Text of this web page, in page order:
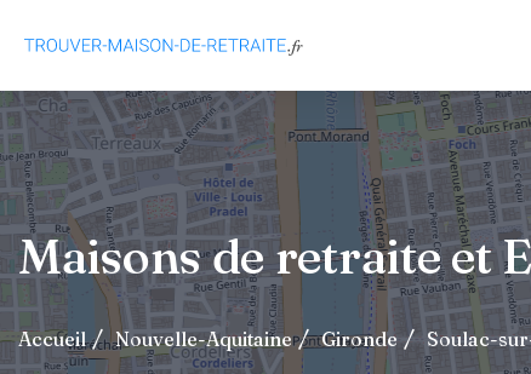
Maisons de retraite et
Accueil Nouvelle-Aquitaine Gironde Soulac-